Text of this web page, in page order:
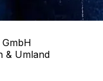
& Umland